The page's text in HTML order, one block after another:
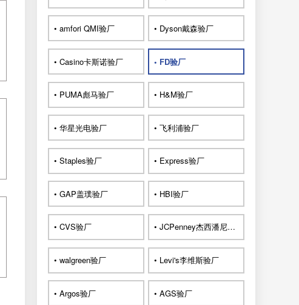
• amfori QMI验厂 • Dyson戴森验厂
• Casino卡斯诺验厂 • FD验厂
• PUMA彪马验厂 • H&M验厂
• 华星光电验厂 • 飞利浦验厂
• Staples验厂 • Express验厂
• GAP盖璞验厂 • HBI验厂
• CVS验厂 • JCPenney杰西潘尼验厂
• walgreen验厂 • Levi's李维斯验厂
• Argos验厂 • AGS验厂